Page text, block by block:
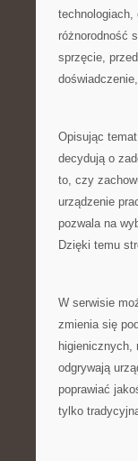
technologiach,
różnorodność
sprzęcie,
Opisując
decydują o
to, czy
urządzenie
pozwala na
Dzięki temu
W serwisie
zmienia się
higienicznych,
odgrywają
poprawiać
tylko